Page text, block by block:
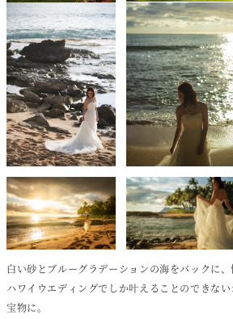
白い砂とブルーグラデーションの海をバックに、
ハワイウエディングでしか叶えることのできな
宝物に。